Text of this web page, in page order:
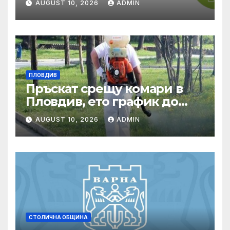
екосистемните услуги
AUGUST 10, 2026 ADMIN
ПЛОВДИВ
Пръскат срещу комари в
Пловдив, ето график до
края на август
AUGUST 10, 2026 ADMIN
СТОЛИЧНА ОБЩИНА